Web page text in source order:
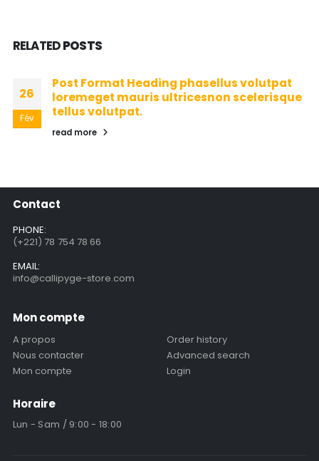
RELATEDPOSTS
26
Fév
Post Format Heading phasellus volutpat
loremeget mauris ultricesnon scelerisque
tellus volutpat.
read more
Contact
PHONE:
(+221) 78 754 78 66
EMAIL:
info@callipyge-store.com
Mon compte
A propos
Nous contacter
Mon compte
Order history
Advanced search
Login
Horaire
Lun - Sam / 9:00 - 18:00